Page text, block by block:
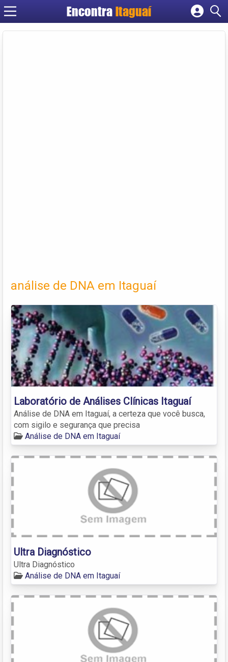
EncontraItaguaí
Cadastrar empresa
análise de DNA em Itaguaí
Laboratório de Análises Clínicas Itaguaí
Análise de DNA em Itaguaí, a certeza que você busca,
com sigilo e segurança que precisa
Análise de DNA em Itaguaí
Ultra Diagnóstico
Ultra Diagnóstico
Análise de DNA em Itaguaí